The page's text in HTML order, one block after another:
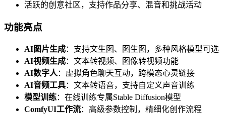
活跃的创意社区，支持作品分享、混音和挑战活动
功能亮点
AI图片生成：支持文生图、图生图，多种风格模型可选
AI视频生成：文本转视频、图像转视频功能
AI数字人：虚拟角色聊天互动，跨模态心灵链接
AI音频工具：文本转语音，支持自定义声音训练
模型训练：在线训练专属Stable Diffusion模型
ComfyUI工作流：高级参数控制，精细化创作流程